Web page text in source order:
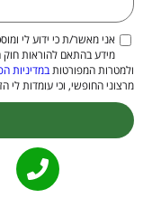
אני מאשר/ת כי ידוע לי
ולמטרות המפורטותבמדיניות
מרצוני החופשי, וכי עומדות לי